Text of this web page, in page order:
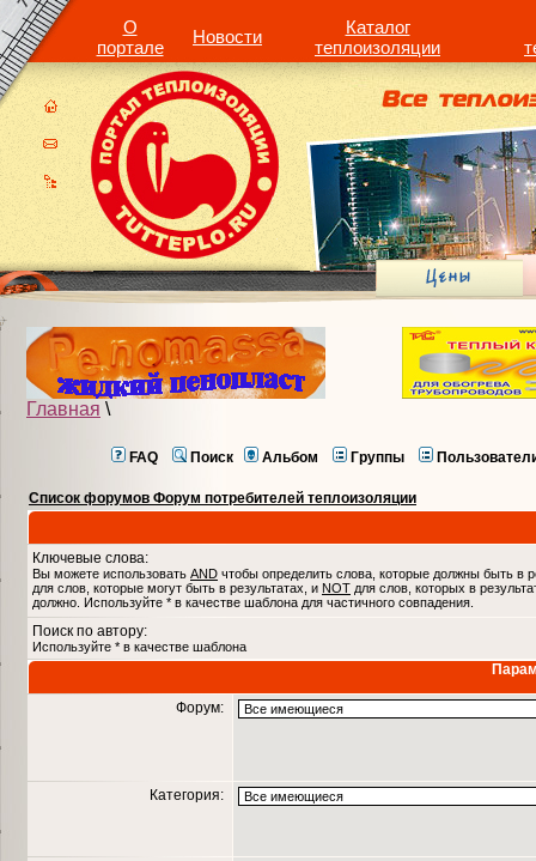
О
портале
Новости
Каталог
теплоизоляции
Главная \
FAQ Поиск Альбом Группы
Список форумов Форум потребителей теплоизоляции
Ключевые слова:
Вы можете использовать AND чтобы определить слова, которые должны быть в
для слов, которые могут быть в результатах, и NOT для слов, которых в
должно. Используйте * в качестве шаблона для частичного совпадения.
Поиск по автору:
Используйте * в качестве шаблона
Форум:
Категория: